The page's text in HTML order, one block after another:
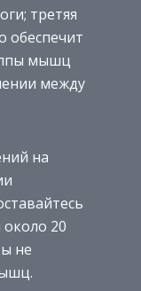
третяя
обеспечит
мышц
между
на
20
не